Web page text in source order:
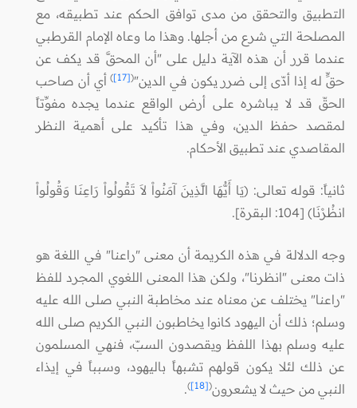
التطبيق والتحقق من مدى توافق الحكم عند تطبيقه، مع
المصلحة التي شرع من أجلها. وهذا ما وعاه الإمام القرطبي
عندما قرر أن هذه الآية دليل على "أن المحقَّ قد يكف عن
حقٍّ له إذا أدّى إلى ضرر يكون في الدين"(
[17]
)أي أن صاحب
الحقّ قد لا يباشره على أرض الواقع عندما يجده مفوِّتاً
لمقصد حفظ الدين، وفي هذا تأكيد على أهمية النظر
المقاصدي عند تطبيق الأحكام.
ثانياً: قوله تعالى: (يَا أَيُّهَا الَّذِينَ آمَنُواْ لاَ تَقُولُواْ رَاعِنَا وَقُولُواْ
انظُرْنَا) [104: البقرة].
وجه الدلالة في هذه الكريمة أن معنى "راعنا" في اللغة هو
ذات معنى "انظرنا"، ولكن هذا المعنى اللغوي المجرد للفظ
"راعنا" يختلف عن معناه عند مخاطبة النبي صلى الله عليه
وسلم؛ ذلك أن اليهود كانوا يخاطبون النبي الكريم صلى الله
عليه وسلم بهذا اللفظ ويقصدون السبّ، فنهي المسلمون
عن ذلك لئلا يكون قولهم تشبهاً باليهود، وسبباً في إيذاء
النبي من حيث لا يشعرون(
[18]
)
.